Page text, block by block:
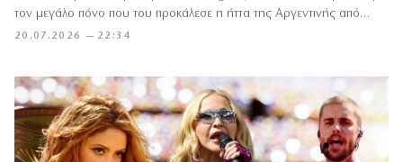
20.07.2026 — 22:34
τον μεγάλο πόνο που του προκάλεσε η ήττα της Αργεντινής από…